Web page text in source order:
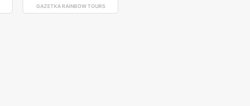
GAZETKA RAINBOW TOURS